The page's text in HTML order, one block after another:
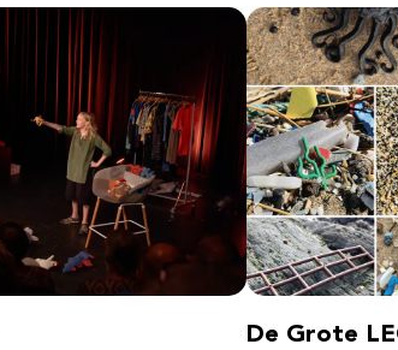
De Grote